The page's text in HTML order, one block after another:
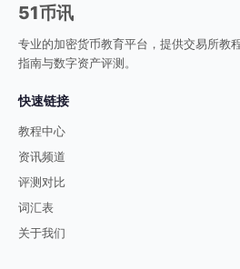
51币讯
专业的加密货币教育平台，提供交易所教
指南与数字资产评测。
快速链接
教程中心
资讯频道
评测对比
词汇表
关于我们